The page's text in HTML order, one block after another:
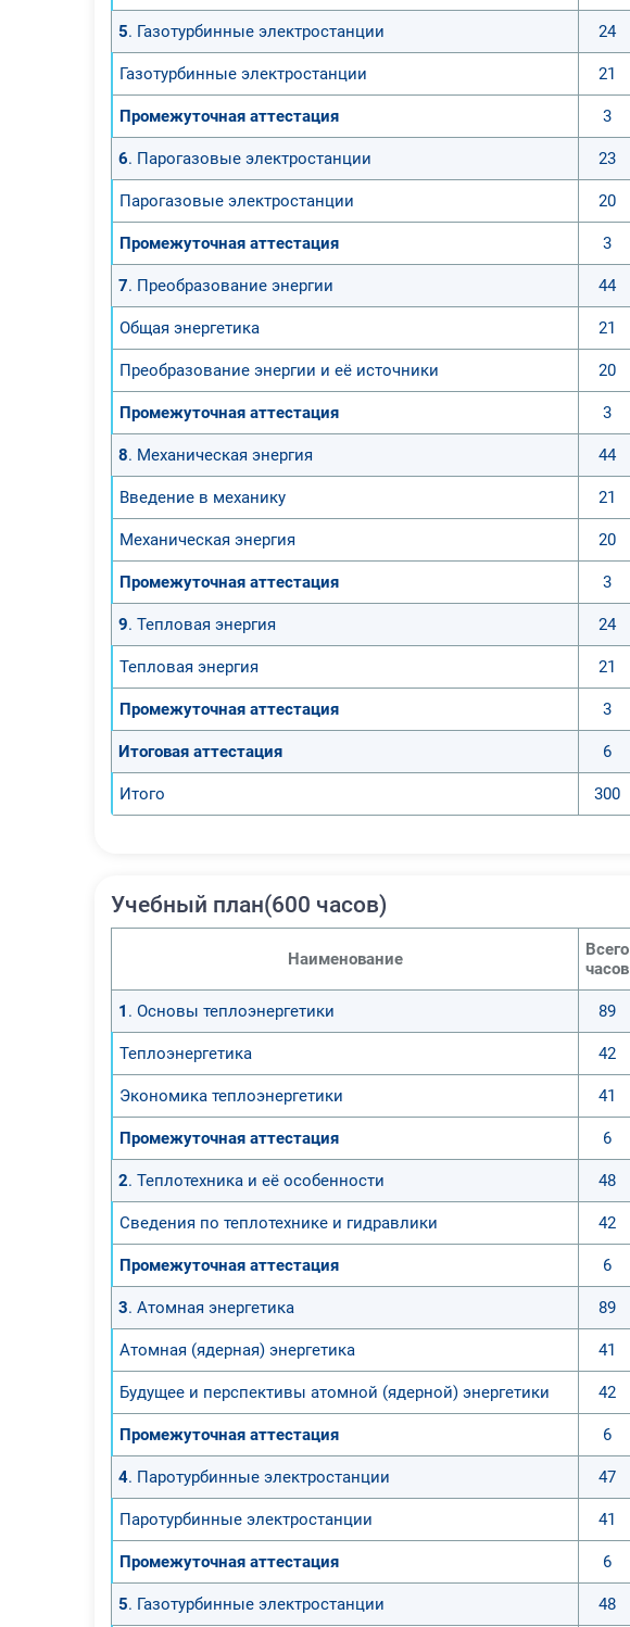
5. Газотурбинные электростанции 24
Газотурбинные электростанции 21
Промежуточная аттестация 3
6. Парогазовые электростанции 23
Парогазовые электростанции 20
Промежуточная аттестация 3
7. Преобразование энергии 44
Общая энергетика 21
Преобразование энергии и её источники 20
Промежуточная аттестация 3
8. Механическая энергия 44
Введение в механику 21
Механическая энергия 20
Промежуточная аттестация 3
9. Тепловая энергия 24
Тепловая энергия 21
Промежуточная аттестация 3
Итоговая аттестация 6
Итого 300
Учебный план(600 часов)
Наименование
Всего
часов
1 . Основы теплоэнергетики 89
Теплоэнергетика 42
Экономика теплоэнергетики 41
Промежуточная аттестация 6
2. Теплотехника и её особенности 48
Сведения по теплотехнике и гидравлики 42
Промежуточная аттестация 6
3. Атомная энергетика 89
Атомная (ядерная) энергетика 41
Будущее и перспективы атомной (ядерной) энергетики 42
Промежуточная аттестация 6
4. Паротурбинные электростанции 47
Паротурбинные электростанции 41
Промежуточная аттестация 6
5. Газотурбинные электростанции 48